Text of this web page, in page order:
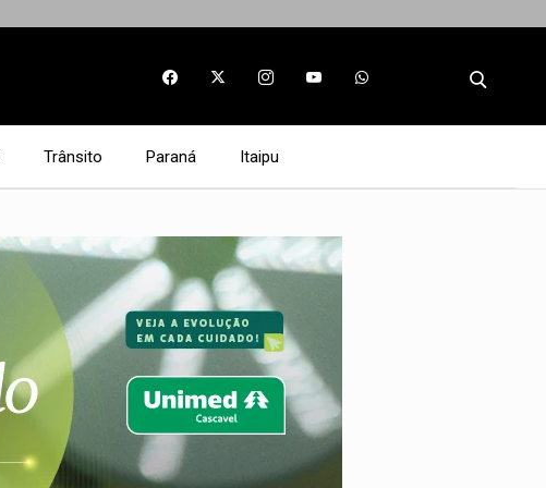
Trânsito Paraná Itaipu